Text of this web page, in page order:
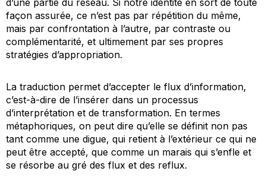
façon assurée, ce n’est pas par répétition du même,
mais par confrontation à l’autre, par contraste ou
complémentarité, et ultimement par ses propres
stratégies d’appropriation.
La traduction permet d’accepter le flux d’information,
c’est-à-dire de l’insérer dans un processus
d’interprétation et de transformation. En termes
métaphoriques, on peut dire qu’elle se définit non pas
tant comme une digue, qui retient à l’extérieur ce qui ne
peut être accepté, que comme un marais qui s’enfle et
se résorbe au gré des flux et des reflux.